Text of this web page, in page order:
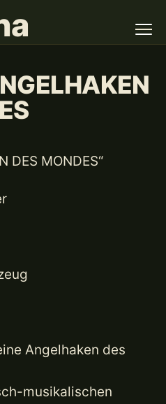
DES MONDES“
Angelhaken des
musikalischen